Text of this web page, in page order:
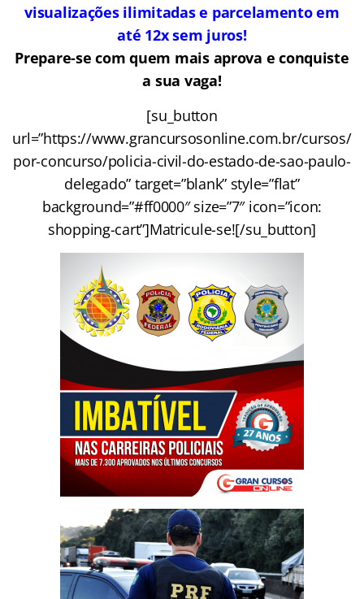
visualizações ilimitadas e parcelamento em
até 12x sem juros!
Prepare-se com quem mais aprova e conquiste
a sua vaga!
[su_button
url=”https://www.grancursosonline.com.br/cursos/
por-concurso/policia-civil-do-estado-de-sao-paulo-
delegado” target=”blank” style=”flat”
background=”#ff0000″ size=”7″ icon=”icon:
shopping-cart”]Matricule-se![/su_button]